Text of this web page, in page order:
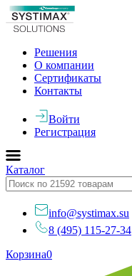
Решения
О компании
Сертификаты
Контакты
Войти
Регистрация
Каталог
info@systimax.su
8 (495) 115-27-34
Корзина0